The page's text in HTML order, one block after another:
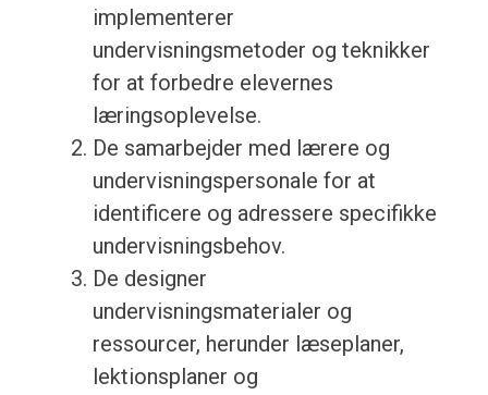
implementerer
undervisningsmetoder og teknikker
for at forbedre elevernes
læringsoplevelse.
De samarbejder med lærere og
undervisningspersonale for at
identificere og adressere specifikke
undervisningsbehov.
De designer
undervisningsmaterialer og
ressourcer, herunder læseplaner,
lektionsplaner og